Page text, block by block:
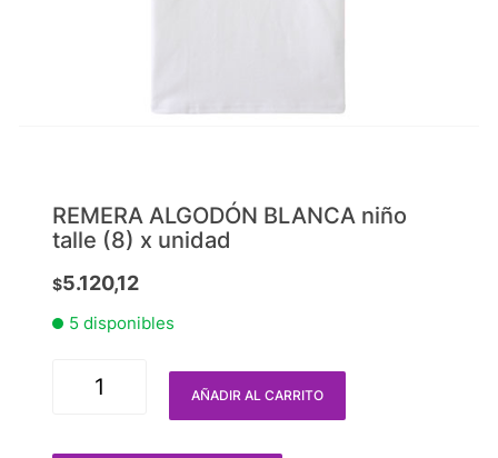
REMERA ALGODÓN BLANCA niño
talle (8) x unidad
$5.120,12
5 disponibles
AÑADIR AL CARRITO